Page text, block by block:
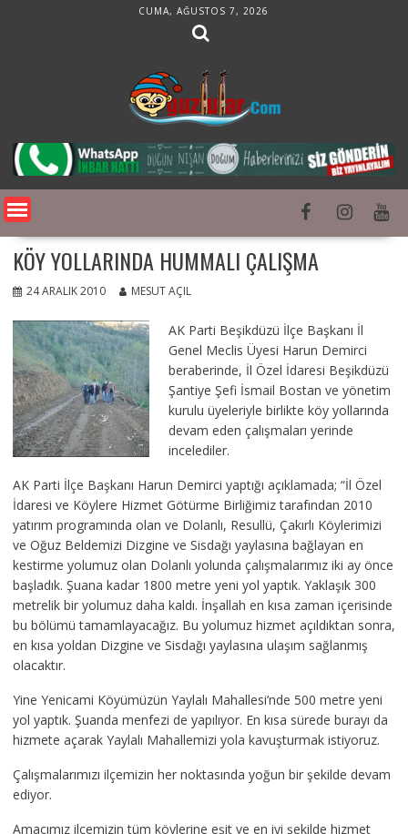
CUMA, AĞUSTOS 7, 2026
KÖY YOLLARINDA HUMMALI ÇALIŞMA
24 ARALIK 2010 MESUT AÇIL
AK Parti Beşikdüzü İlçe Başkanı İl
Genel Meclis Üyesi Harun Demirci
beraberinde, İl Özel İdaresi Beşikdüzü
Şantiye Şefi İsmail Bostan ve yönetim
kurulu üyeleriyle birlikte köy yollarında
devam eden çalışmaları yerinde
incelediler.
AK Parti İlçe Başkanı Harun Demirci yaptığı açıklamada; “İl Özel
İdaresi ve Köylere Hizmet Götürme Birliğimiz tarafından 2010
yatırım programında olan ve Dolanlı, Resullü, Çakırlı Köylerimizi
ve Oğuz Beldemizi Dizgine ve Sisdağı yaylasına bağlayan en
kestirme yolumuz olan Dolanlı yolunda çalışmalarımız iki ay önce
başladık. Şuana kadar 1800 metre yeni yol yaptık. Yaklaşık 300
metrelik bir yolumuz daha kaldı. İnşallah en kısa zaman içerisinde
bu bölümü tamamlayacağız. Bu yolumuz hizmet açıldıktan sonra,
en kısa yoldan Dizgine ve Sisdağı yaylasına ulaşım sağlanmış
olacaktır.
Yine Yenicami Köyümüzün Yaylalı Mahallesi’nde 500 metre yeni
yol yaptık. Şuanda menfezi de yapılıyor. En kısa sürede burayı da
hizmete açarak Yaylalı Mahallemizi yola kavuşturmak istiyoruz.
Çalışmalarımızı ilçemizin her noktasında yoğun bir şekilde devam
ediyor.
Amacımız ilçemizin tüm köylerine eşit ve en iyi şekilde hizmet